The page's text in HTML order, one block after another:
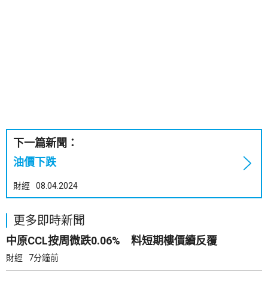
下一篇新聞：
油價下跌
財經 08.04.2024
更多即時新聞
中原CCL按周微跌0.06% 料短期樓價續反覆
財經 7分鐘前